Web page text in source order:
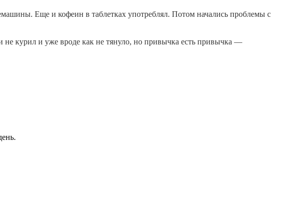
Еще и кофеин в таблетках употреблял. Потом начались проблемы с
не курил и уже вроде как не тянуло, но привычка есть привычка —